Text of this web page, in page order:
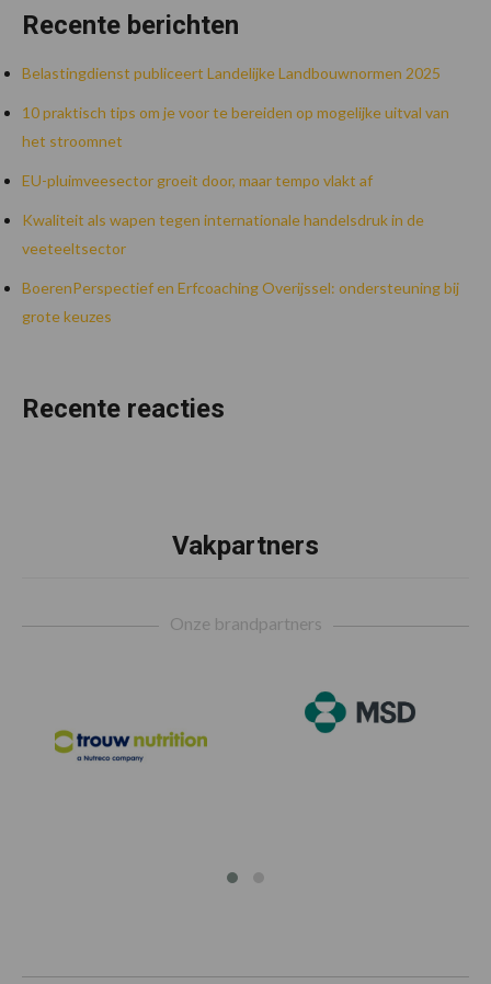
Recente berichten
Belastingdienst publiceert Landelijke Landbouwnormen 2025
10 praktisch tips om je voor te bereiden op mogelijke uitval van
het stroomnet
EU-pluimveesector groeit door, maar tempo vlakt af
Kwaliteit als wapen tegen internationale handelsdruk in de
veeteeltsector
BoerenPerspectief en Erfcoaching Overijssel: ondersteuning bij
grote keuzes
Recente reacties
Vakpartners
Onze brandpartners